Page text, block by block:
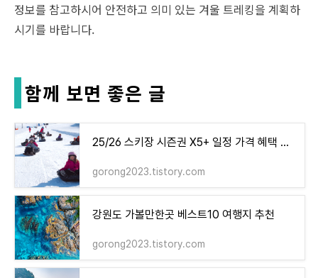
정보를 참고하시어 안전하고 의미 있는 겨울 트레킹을 계획하
시기를 바랍니다.
함께 보면 좋은 글
25/26 스키장 시즌권 X5+ 일정 가격 혜택 시즌패스 총정리
gorong2023.tistory.com
강원도 가볼만한곳 베스트10 여행지 추천
gorong2023.tistory.com